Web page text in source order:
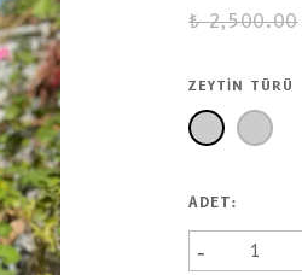
₺ 2,500.00
ZEYTIN TÜRÜ
ADET:
- 1